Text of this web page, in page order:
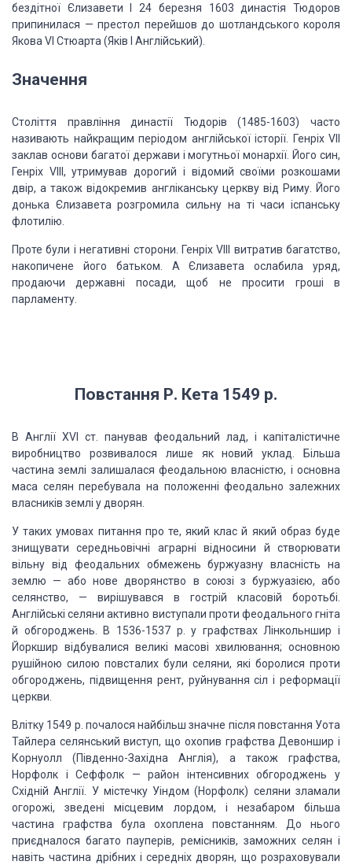
бездітної Єлизавети I 24 березня 1603 династія Тюдоров
припинилася — престол перейшов до шотландського короля
Якова VI Стюарта (Яків I Англійський).
Значення
Століття правління династії Тюдорів (1485-1603) часто
називають найкращим періодом англійської історії. Генріх VII
заклав основи багатої держави і могутньої монархії. Його син,
Генріх VIII, утримував дорогий і відомий своїми розкошами
двір, а також відокремив англіканську церкву від Риму. Його
донька Єлизавета розгромила сильну на ті часи іспанську
флотилію.
Проте були і негативні сторони. Генріх VIII витратив багатство,
накопичене його батьком. А Єлизавета ослабила уряд,
продаючи державні посади, щоб не просити гроші в
парламенту.
Повстання Р. Кета 1549 р.
В Англії XVI ст. панував феодальний лад, і капіталістичне
виробництво розвивалося лише як новий уклад. Більша
частина землі залишалася феодальною власністю, і основна
маса селян перебувала на положенні феодально залежних
власників землі у дворян.
У таких умовах питання про те, який клас й який образ буде
знищувати середньовічні аграрні відносини й створювати
вільну від феодальних обмежень буржуазну власність на
землю — або нове дворянство в союзі з буржуазією, або
селянство, — вирішувався в гострій класовій боротьбі.
Англійські селяни активно виступали проти феодального гніта
й обгороджень. В 1536-1537 р. у графствах Лінкольншир і
Йоркшир відбувалися великі масові хвилювання; основною
рушійною силою повсталих були селяни, які боролися проти
обгороджень, підвищення рент, руйнування сіл і реформації
церкви.
Влітку 1549 р. почалося найбільш значне після повстання Уота
Тайлера селянський виступ, що охопив графства Девоншир і
Корнуолл (Південно-Західна Англія), а також графства,
Норфолк і Сеффолк — район інтенсивних обгороджень у
Східній Англії. У містечку Уіндом (Норфолк) селяни зламали
огорожі, зведені місцевим лордом, і незабаром більша
частина графства була охоплена повстанням. До нього
приєдналося багато пауперів, ремісників, заможних селян і
навіть частина дрібних і середніх дворян, що розраховували